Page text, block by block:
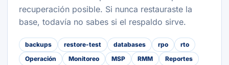
recuperación posible. Si nunca restauraste la
base, todavía no sabes si el respaldo sirve.
backups restore-test databases rpo
rto
Operación
Monitoreo MSP RMM Reportes